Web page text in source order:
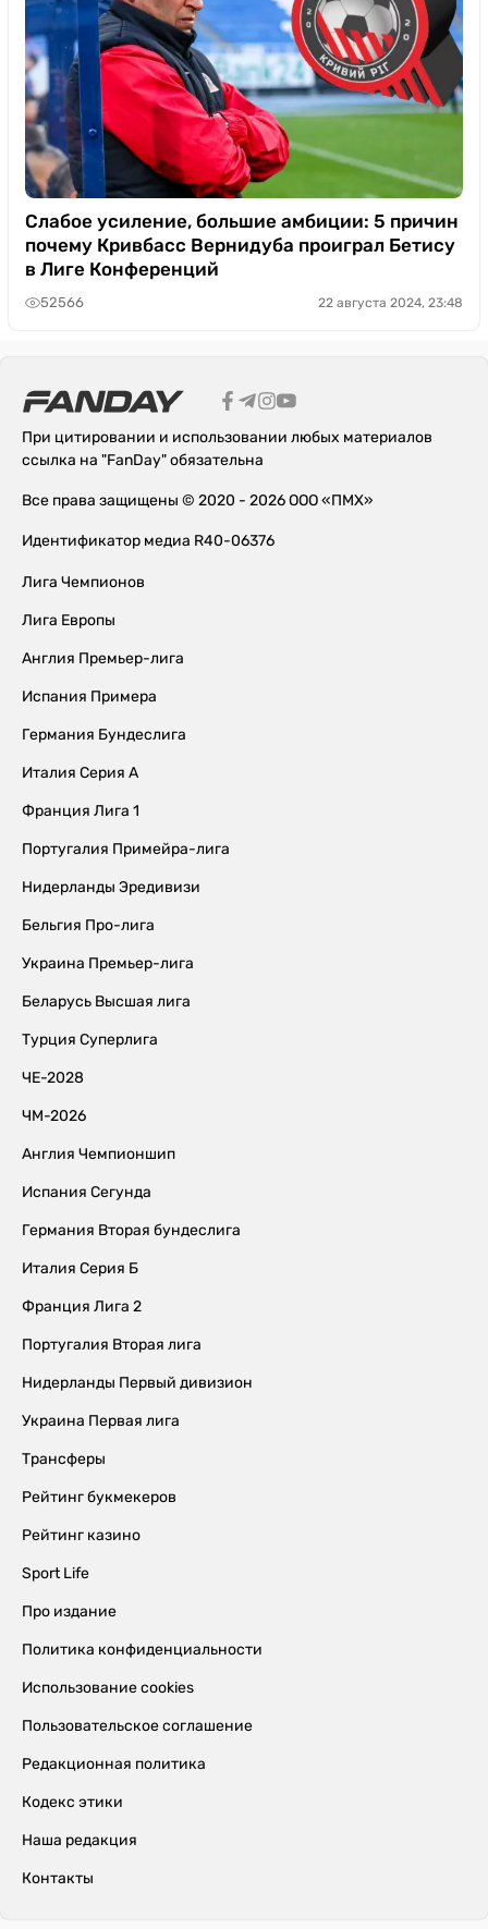
Слабое усиление, большие амбиции: 5 причин
почему Кривбасс Вернидуба проиграл Бетису
в Лиге Конференций
52566 22 августа 2024, 23:48
При цитировании и использовании любых материалов
ссылка на "FanDay" обязательна
Все права защищены © 2020 - 2026 ООО «ПМХ»
Идентификатор медиа R40-06376
Лига Чемпионов
Лига Европы
Англия Премьер-лига
Испания Примера
Германия Бундеслига
Италия Серия А
Франция Лига 1
Португалия Примейра-лига
Нидерланды Эредивизи
Бельгия Про-лига
Украина Премьер-лига
Беларусь Высшая лига
Турция Суперлига
ЧЕ-2028
ЧМ-2026
Англия Чемпионшип
Испания Сегунда
Германия Вторая бундеслига
Италия Серия Б
Франция Лига 2
Португалия Вторая лига
Нидерланды Первый дивизион
Украина Первая лига
Трансферы
Рейтинг букмекеров
Рейтинг казино
Sport Life
Про издание
Политика конфиденциальности
Использование cookies
Пользовательское соглашение
Редакционная политика
Кодекс этики
Наша редакция
Контакты